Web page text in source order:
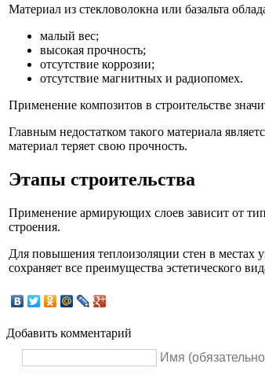
Материал из стекловолокна или базальта
малый вес;
высокая прочность;
отсутствие коррозии;
отсутствие магнитных и радиопомех.
Применение композитов в строительстве
Главным недостатком такого материала
материал теряет свою прочность.
Этапы строительства
Применение армирующих слоев зависит от
строения.
Для повышения теплоизоляции стен в местах
сохраняет все преимущества эстетического
Добавить комментарий
Имя